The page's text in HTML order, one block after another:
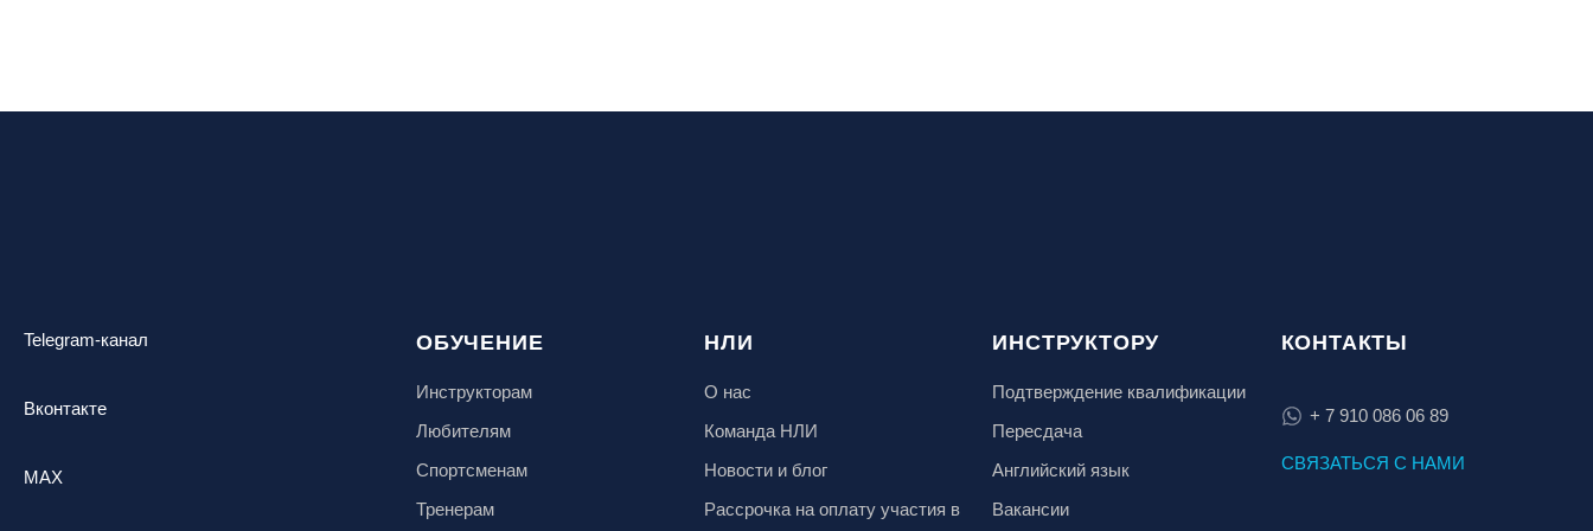
Telegram-канал
Вконтакте
MAX
ОБУЧЕНИЕ
Инструкторам
Любителям
Спортсменам
Тренерам
НЛИ
О нас
Команда НЛИ
Новости и блог
Рассрочка на оплату участия в
ИНСТРУКТОРУ
Подтверждение квалификации
Пересдача
Английский язык
Вакансии
КОНТАКТЫ
+ 7 910 086 06 89
СВЯЗАТЬСЯ С НАМИ